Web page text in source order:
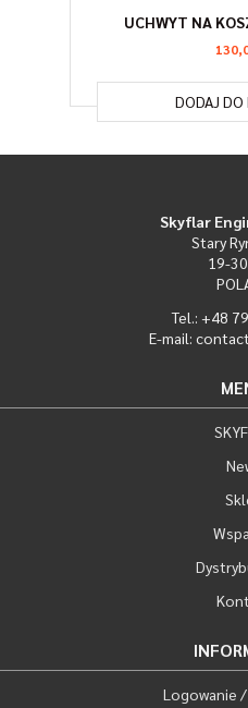
UCHWYT NA
DODAJ
Skyflar
Stary
19-
Tel.: +48
E-mail:
Logowanie